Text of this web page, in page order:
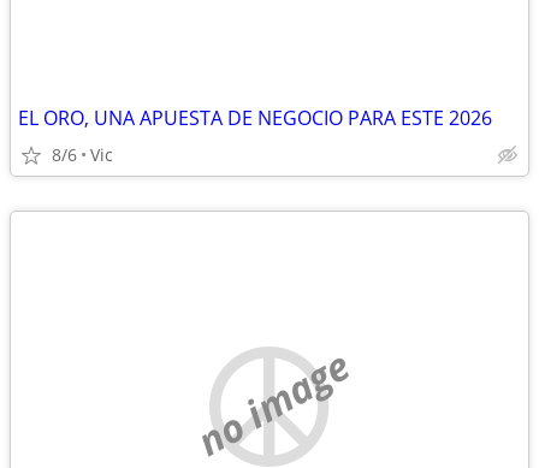
EL ORO, UNA APUESTA DE NEGOCIO PARA ESTE 2026
8/6 Vic
no image